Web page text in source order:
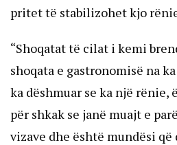
pritet të stabilizohet kjo
“Shoqatat të cilat i kemi
shoqata e gastronomisë na
ka dëshmuar se ka një rënie,
për shkak se janë muajt e
vizave dhe është mundësi që